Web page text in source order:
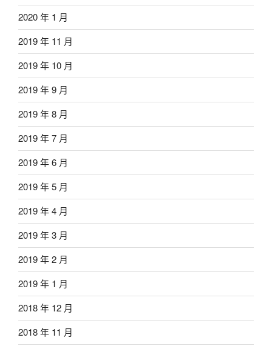
2020 年 1 月
2019 年 11 月
2019 年 10 月
2019 年 9 月
2019 年 8 月
2019 年 7 月
2019 年 6 月
2019 年 5 月
2019 年 4 月
2019 年 3 月
2019 年 2 月
2019 年 1 月
2018 年 12 月
2018 年 11 月